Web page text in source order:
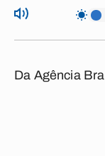
Da Agência